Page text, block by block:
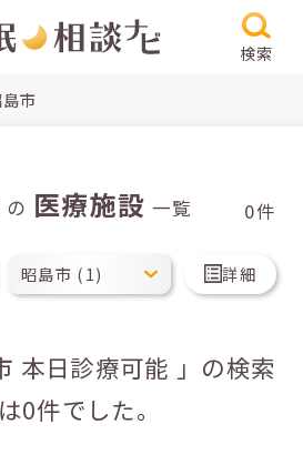
検索
市
の 医療施設 一覧 0件
詳細
本日診療可能 」の検索
0件でした。